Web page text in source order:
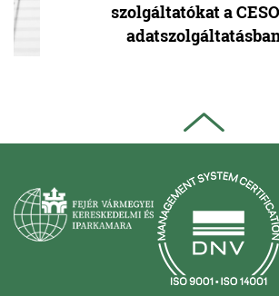
szolgáltatókat a